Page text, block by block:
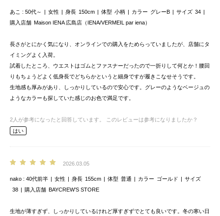
あこ 50代～ 女性 身長 150cm 体型 小柄 カラー グレーB サイズ 34
購入店舗 Maison IENA 広島店（IENA/VERMEIL par iena）
長さがとにかく気になり、オンラインでの購入をためらっていましたが、店舗にタ
イミングよく入荷。
試着したところ、ウエストはゴムとファスナーだったので一折りして何とか！腰回
りもちょうどよく低身長でどちらかというと細身ですが履きこなせそうです。
生地感も厚みがあり、しっかりしているので安心です。グレーのようなベージュの
ようなカラーも探していた感じのお色で満足です。
2 人が参考になったと回答しています。
このレビューは参考になりましたか？
はい
2026.03.05
nako 40代前半 女性 身長 155cm 体型 普通 カラー ゴールド
サイズ
38
購入店舗 BAYCREW’S STORE
生地が薄すぎず、しっかりしているけれど厚すぎずでとても良いです。冬の寒い日